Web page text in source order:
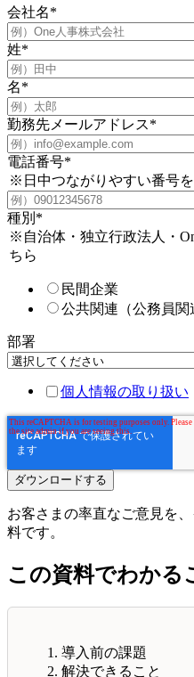
会社名*
姓*
名*
勤務先メールアドレス*
電話番号*
※日中つながりやすい番号
種別 *
※自治体・独立行政法人・
ちら
民間企業
公共関連（公務員
部署
個人情報の取り扱い
お客さまの率直なご意見を
料です。
この資料でわかる
導入前の課題
解決できること